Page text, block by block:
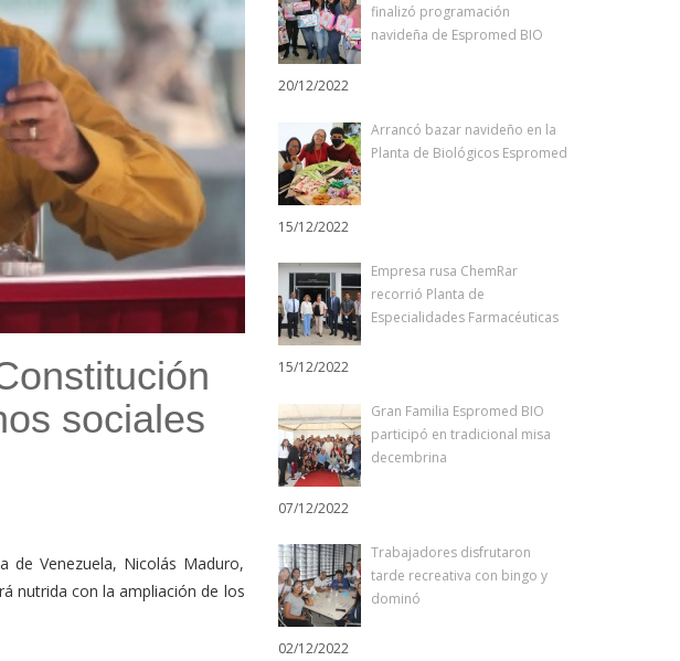
sociales
de Venezuela, Nicolás Maduro,
nutrida con la ampliación de los
finalizó programación
navideña de Espromed BIO
20/12/2022
Arrancó bazar navideño en la
Planta de Biológicos Espromed
15/12/2022
Empresa rusa ChemRar
recorrió Planta de
Especialidades Farmacéuticas
15/12/2022
Gran Familia Espromed BIO
participó en tradicional misa
decembrina
07/12/2022
Trabajadores disfrutaron
tarde recreativa con bingo y
dominó
02/12/2022